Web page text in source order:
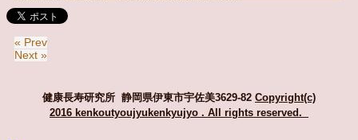
« Prev
Next »
健康長寿研究所 静岡県伊東市宇佐美3629-82 Copyright(c)
2016 kenkoutyoujyukenkyujyo . All rights reserved.